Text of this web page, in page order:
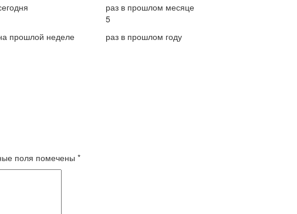
раз в прошлом месяце
прошлой неделе
5
раз в прошлом году
поля помечены *